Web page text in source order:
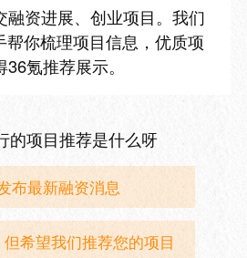
融资进展、创业项目。我们
帮你梳理项目信息，优质项
氪推荐展示。
的项目推荐是什么呀
布最新融资消息
希望我们推荐您的项目